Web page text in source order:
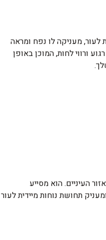
לעור, מעניקה לו נפח ומראה
ורווי לחות, המוכן באופן
העיניים. הוא מסייע
תחושת נוחות מיידית לעור